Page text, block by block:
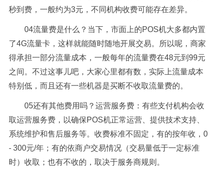
秒到费，一般约为3元，不同机构收费可能存在差异。
04流量费是什么？当下，市面上的POS机大多都内置
了4G流量卡，这样就能随时随地开展交易。所以呢，商家
得承担一部分流量成本，一般每年的流量费在48元到99元
之间。不过这事儿吧，大家心里都有数，实际上流量成本
特别低，而且还有一些机器是买断不收取流量费的。
05还有其他费用吗？运营服务费：有些支付机构会收
取运营服务费，以确保POS机正常运营、提供技术支持、
系统维护和售后服务等。收费标准不固定，有的按年收，0
- 300元/年；有的依商户交易情况（交易量低于一定标准
时）收取；也有不收的，取决于服务商规则。